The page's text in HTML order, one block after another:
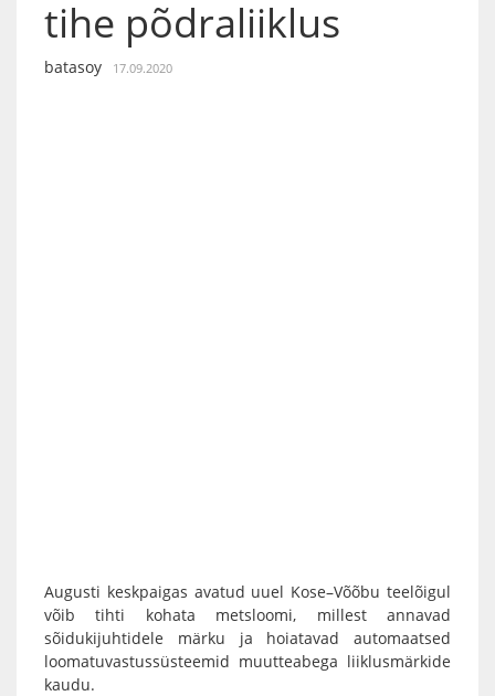
tihe põdraliiklus
batasoy 17.09.2020
Augusti keskpaigas avatud uuel Kose–Võõbu teelõigul
võib tihti kohata metsloomi, millest annavad
sõidukijuhtidele märku ja hoiatavad automaatsed
loomatuvastussüsteemid muutteabega liiklusmärkide
kaudu.